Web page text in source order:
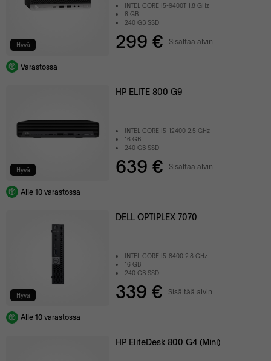
Hyvä
INTEL CORE I5-9400T 1.8 GHz
8 GB
240 GB SSD
299 € Sisältää alvin
Varastossa
Hyvä
HP ELITE 800 G9
INTEL CORE I5-12400 2.5 GHz
16 GB
240 GB SSD
639 € Sisältää alvin
Alle 10 varastossa
Hyvä
DELL OPTIPLEX 7070
INTEL CORE I5-8400 2.8 GHz
16 GB
240 GB SSD
339 € Sisältää alvin
Alle 10 varastossa
HP EliteDesk 800 G4 (Mini)